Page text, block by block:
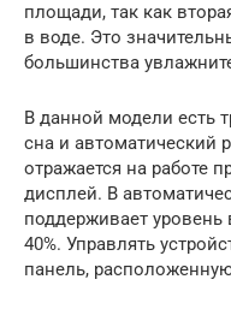
площади, так как
в воде. Это
большинства
В данной модели есть
сна и автоматический
отражается на работе
дисплей. В
поддерживает уровень
40%. Управлять
панель,